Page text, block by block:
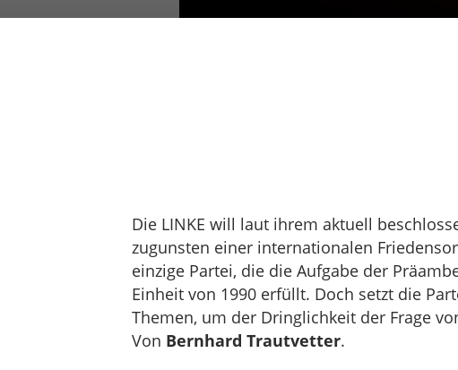
Die LINKE will laut ihrem aktuell
zugunsten einer internationalen
einzige Partei, die die Aufgabe der
Einheit von 1990 erfüllt. Doch setzt die
Themen, um der Dringlichkeit der Frage
Von Bernhard Trautvetter.